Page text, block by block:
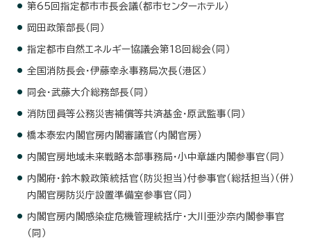
第65回指定都市市長会議（都市センターホテル）
岡田政策部長（同）
指定都市自然エネルギー協議会第18回総会（同）
全国消防長会・伊藤幸永事務局次長（港区）
同会・武藤大介総務部長（同）
消防団員等公務災害補償等共済基金・原武監事（同）
橋本泰宏内閣官房内閣審議官（内閣官房）
内閣官房地域未来戦略本部事務局・小中章雄内閣参事官（同）
内閣府・鈴木毅政策統括官（防災担当）付参事官（総括担当）（併）
内閣官房防災庁設置準備室参事官（同）
内閣官房内閣感染症危機管理統括庁・大川亜沙奈内閣参事官
（同）